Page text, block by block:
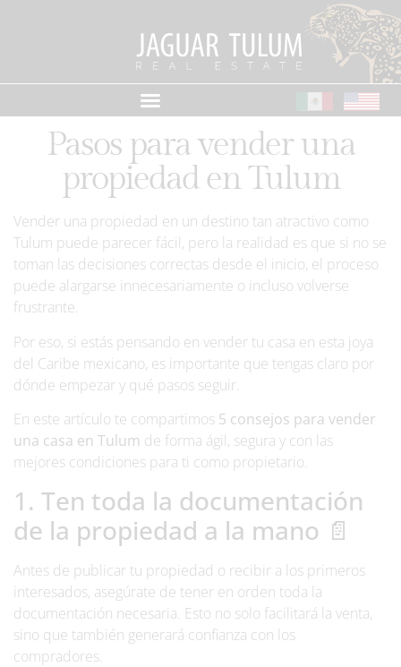
Pasos para vender una
propiedad en Tulum
Vender una propiedad en un destino tan atractivo como
Tulum puede parecer fácil, pero la realidad es que si no se
toman las decisiones correctas desde el inicio, el proceso
puede alargarse innecesariamente o incluso volverse
frustrante.
Por eso, si estás pensando en vender tu casa en esta joya
del Caribe mexicano, es importante que tengas claro por
dónde empezar y qué pasos seguir.
En este artículo te compartimos 5 consejos para vender
una casa en Tulum de forma ágil, segura y con las
mejores condiciones para ti como propietario.
1. Ten toda la documentación
de la propiedad a la mano 📄
Antes de publicar tu propiedad o recibir a los primeros
interesados, asegúrate de tener en orden toda la
documentación necesaria. Esto no solo facilitará la venta,
sino que también generará confianza con los
compradores.